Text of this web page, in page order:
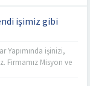
işimiz gibi
Yapımında işinizi,
Firmamız Misyon ve